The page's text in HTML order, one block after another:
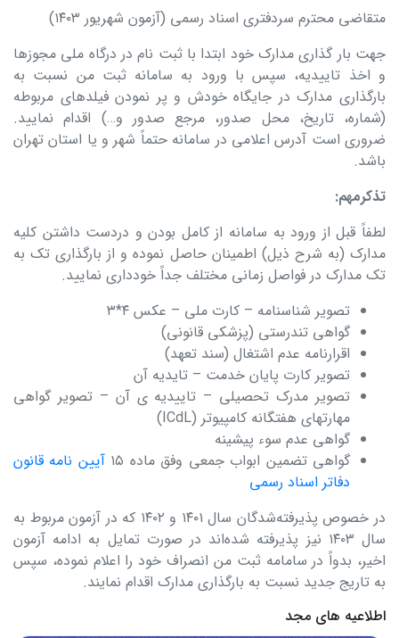
متقاضی محترم سردفتری اسناد رسمی (آزمون شهریور ۱۴۰۳)
جهت بار گذاری مدارک خود ابتدا با ثبت نام در درگاه ملی مجوزها
و اخذ تاییدیه، سپس با ورود به سامانه ثبت من نسبت به
بارگذاری مدارک در جایگاه خودش و پر نمودن فیلدهای مربوطه
(شماره، تاریخ، محل صدور، مرجع صدور و…) اقدام نمایید.
ضروری است آدرس اعلامی در سامانه حتماً شهر و یا استان تهران
باشد.
تذکرمهم:
لطفاً قبل از ورود به سامانه از کامل بودن و دردست داشتن کلیه
مدارک (به شرح ذیل) اطمینان حاصل نموده و از بارگذاری تک به
تک مدارک در فواصل زمانی مختلف جداً خودداری نمایید.
تصویر شناسنامه – کارت ملی – عکس ۴*۳
گواهی تندرستی (پزشکی قانونی)
اقرارنامه عدم اشتغال (سند تعهد)
تصویر کارت پایان خدمت – تایدیه آن
تصویر مدرک تحصیلی – تاییدیه ی آن – تصویر گواهی
مهارتهای هفتگانه کامپیوتر (ICdL)
گواهی عدم سوء پیشینه
گواهی تضمین ابواب جمعی وفق ماده ۱۵
آیین نامه قانون
دفاتر اسناد رسمی
در خصوص پذیرفته‌شدگان سال ۱۴۰۱ و ۱۴۰۲ که در آزمون مربوط به
سال ۱۴۰۳ نیز پذیرفته شده‌اند در صورت تمایل به ادامه آزمون
اخیر، بدواً در سامامه ثبت من انصراف خود را اعلام نموده، سپس
به تاریج جدید نسبت به بارگذاری مدارک اقدام نمایند.
اطلاعیه های مجد